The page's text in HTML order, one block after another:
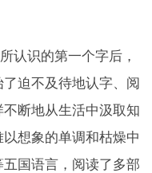
认识的第一个字后，
迫不及待地认字、阅
断地从生活中汲取知
想象的单调和枯燥中
国语言，阅读了多部